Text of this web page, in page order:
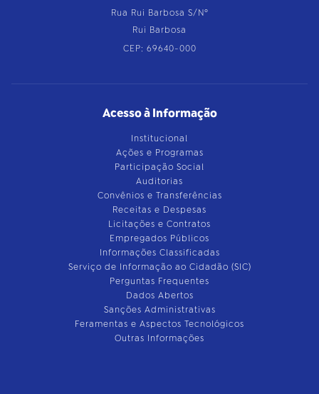
Rua Rui Barbosa S/Nº
Rui Barbosa
CEP: 69640-000
Acesso à Informação
Institucional
Ações e Programas
Participação Social
Auditorias
Convênios e Transferências
Receitas e Despesas
Licitações e Contratos
Empregados Públicos
Informações Classificadas
Serviço de Informação ao Cidadão (SIC)
Perguntas Frequentes
Dados Abertos
Sanções Administrativas
Feramentas e Aspectos Tecnológicos
Outras Informações